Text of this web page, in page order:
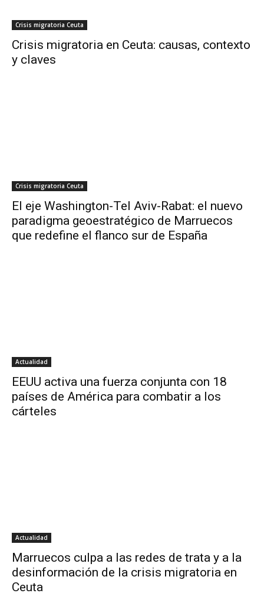
Crisis migratoria Ceuta
Crisis migratoria en Ceuta: causas, contexto
y claves
Crisis migratoria Ceuta
El eje Washington-Tel Aviv-Rabat: el nuevo
paradigma geoestratégico de Marruecos
que redefine el flanco sur de España
Actualidad
EEUU activa una fuerza conjunta con 18
países de América para combatir a los
cárteles
Actualidad
Marruecos culpa a las redes de trata y a la
desinformación de la crisis migratoria en
Ceuta